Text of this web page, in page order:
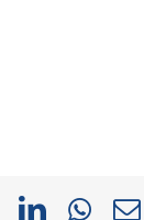
LinkedIn